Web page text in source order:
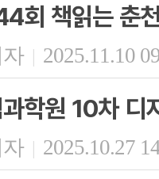
회 책읽는 춘
| 2025.11.10
학원 10차 디
| 2025.10.27